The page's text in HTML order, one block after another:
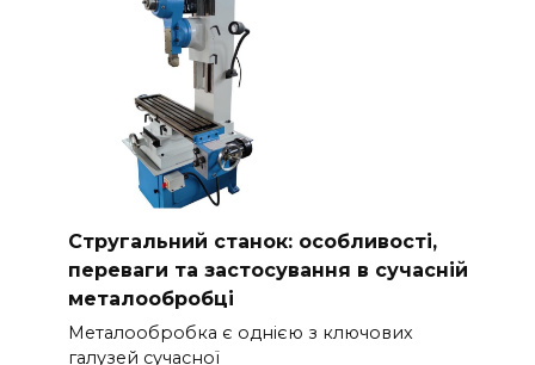
Стругальний станок: особливості,
переваги та застосування в сучасній
металообробці
Металообробка є однією з ключових
галузей сучасної